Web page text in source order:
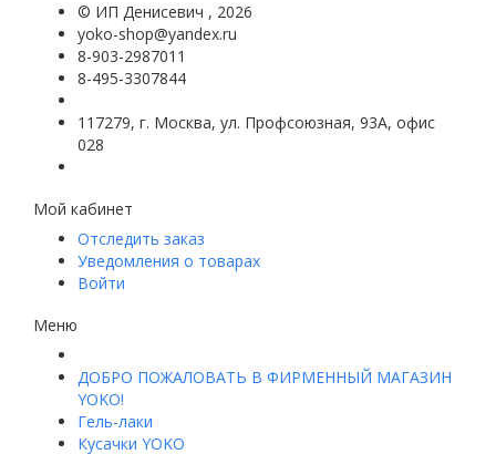
© ИП Денисевич , 2026
yoko-shop@yandex.ru
8-903-2987011
8-495-3307844
117279, г. Москва, ул. Профсоюзная, 93А, офис
028
Мой кабинет
Отследить заказ
Уведомления о товарах
Войти
Меню
ДОБРО ПОЖАЛОВАТЬ В ФИРМЕННЫЙ МАГАЗИН
YOKO!
Гель-лаки
Кусачки YOKO